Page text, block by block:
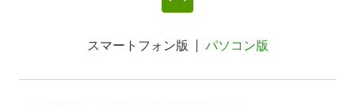
スマートフォン版 パソコン版